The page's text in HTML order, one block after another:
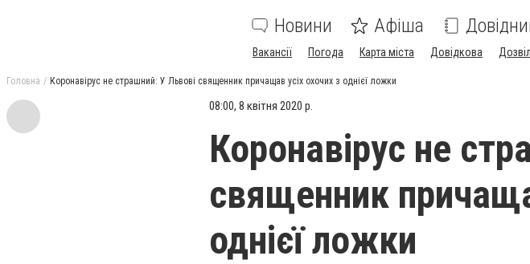
Новини Афіша
Вакансії Погода Карта міста Довідкова
Головна Коронавірус не страшний: У Львові священник причащав усіх охочих з однієї ложки
08:00, 8 квітня 2020 р.
Коронавірус не
священник
однієї ложки